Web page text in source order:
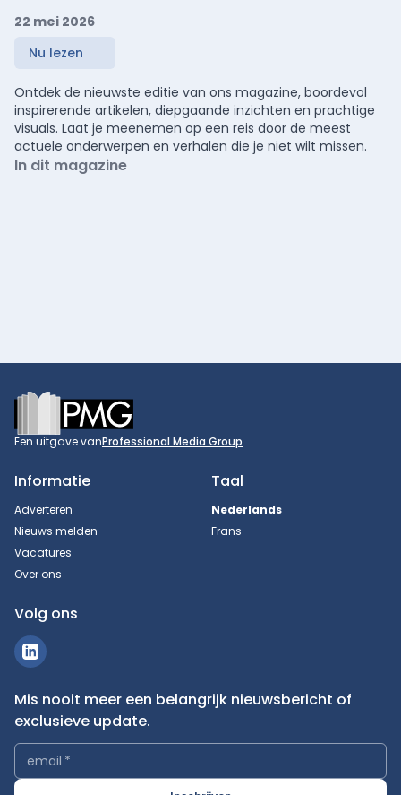
22 mei 2026
Nu lezen
Ontdek de nieuwste editie van ons magazine, boordevol
inspirerende artikelen, diepgaande inzichten en prachtige
visuals. Laat je meenemen op een reis door de meest
actuele onderwerpen en verhalen die je niet wilt missen.
In dit magazine
Footer
Een uitgave vanProfessional Media Group
Informatie
Adverteren
Nieuws melden
Vacatures
Over ons
Taal
Nederlands
Frans
Volg ons
Mis nooit meer een belangrijk nieuwsbericht of
exclusieve update.
email *